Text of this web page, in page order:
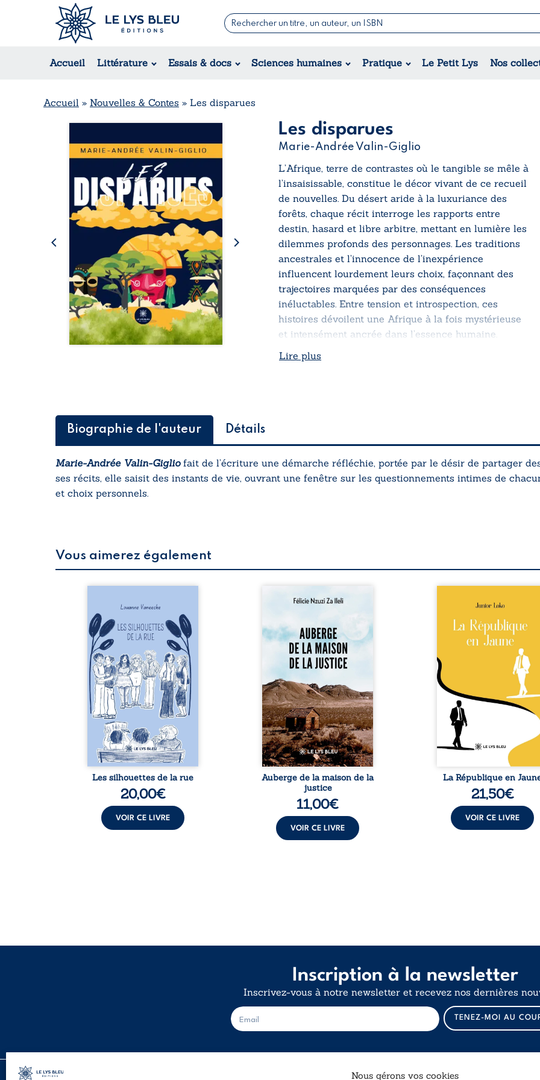
Nous gérons vos cookies
Accueil Littérature Essais & docs Sciences humaines Pratique Le Petit Lys Nos
Romans
Suspense / Thriller / Policier
Romance
Régional
Jeunesse
Nouvelles & Contes
Théâtre
Accueil » Nouvelles & Contes » Les disparues
Les disparues
Marie-Andrée Valin-Giglio
L’Afrique, terre de contrastes où le tangible se mêle à
l’insaisissable, constitue le décor vivant de ce recueil
de nouvelles. Du désert aride à la luxuriance des
forêts, chaque récit interroge les rapports entre
destin, hasard et libre arbitre, mettant en lumière les
dilemmes profonds des personnages. Les traditions
ancestrales et l’innocence de l’inexpérience
influencent lourdement leurs choix, façonnant des
trajectoires marquées par des conséquences
inéluctables. Entre tension et introspection, ces
histoires dévoilent une Afrique à la fois mystérieuse
et intensément ancrée dans l’essence humaine.
Lire plus
Biographie de l'auteur Détails
Marie-Andrée Valin-Gigliofait de l’écriture une démarche réfléchie, portée par le désir de partager
ses récits, elle saisit des instants de vie, ouvrant une fenêtre sur les questionnements intimes de
et choix personnels.
Vous aimerez également
donne la parole à six
personnages ordinaires,
traversés par des pensées,
des émotions et des silences
qui pourraient appartenir à
chacun de nous. À travers
leurs parcours, ce roman
invite à porter un regard
différent sur celles et ceux
qui nous entourent, à deviner
ce qui se cache derrière les
apparences et à s’ouvrir au
fourmillement sensible de
notre ...
Les silhouettes de la rue
20,00€
VOIR CE LIVRE
Auberge de la maison de la
parcours exemplaire de
Mbala Zi Nkuaku Lema Félix.
Magistrat intègre, fervent
défenseur des droits
humains et de
l’indépendance judiciaire, il
voit sa carrière de trente-
quatre ans brutalement
brisée par une révocation
arbitraire en 2009, plongeant
sa vie dans un chaos
matériel et moral. À ...
Auberge de la maison de la
justice
11,00€
VOIR CE LIVRE
Congo, la naissance
jumeaux de races
bouleverse l’ordre
Senior est Noir et Junior
Blanc, bien que nés
couple de Noirs. Très
l’événement attire les
internationaux et
le bébé blanc en une
emblématique
investie, selon certains,
mission
Cependant, sous couvert
La République en
21,50€
VOIR CE LIVRE
Inscription à la newsletter
Inscrivez-vous à notre newsletter et recevez nos dernières
m
E
-
m
i
TENEZ-MOI AU